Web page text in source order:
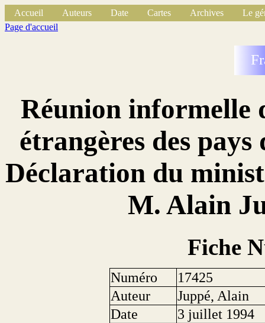
Accueil Auteurs Date Cartes Archives
Le
Page d'accueil
Réunion informelle
étrangères des
Déclaration du
M. Alain
Fiche
Numéro
17425
Auteur
Juppé, Alain
Date
3 juillet 1994